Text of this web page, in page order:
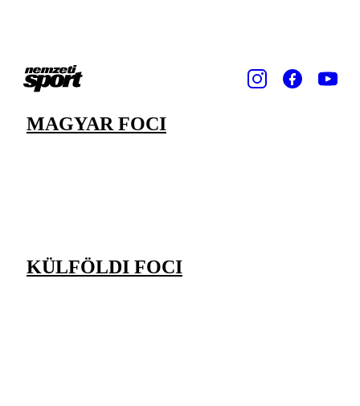
MAGYAR FOCI
KÜLFÖLDI FOCI